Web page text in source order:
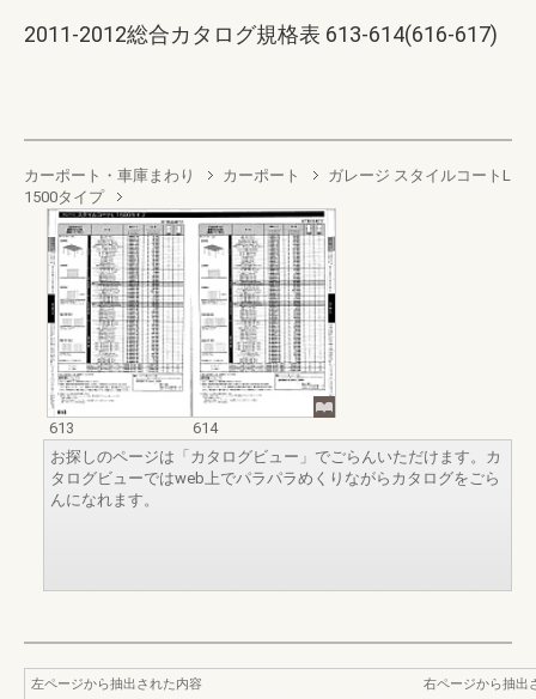
2011-2012総合カタログ規格表 613-614(616-617)
カーポート・車庫まわり カーポート
ガレージ スタイルコートL
1500タイプ
613
614
お探しのページは「カタログビュー」でごらんいただけます。カ
タログビューではweb上でパラパラめくりながらカタログをごら
んになれます。
左ページから抽出された内容
右ページから抽出